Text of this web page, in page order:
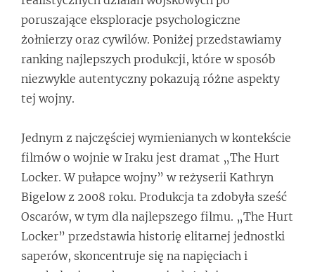
poruszające eksploracje psychologiczne
żołnierzy oraz cywilów. Poniżej przedstawiamy
ranking najlepszych produkcji, które w sposób
niezwykle autentyczny pokazują różne aspekty
tej wojny.
Jednym z najczęściej wymienianych w kontekście
filmów o wojnie w Iraku jest dramat „The Hurt
Locker. W pułapce wojny” w reżyserii Kathryn
Bigelow z 2008 roku. Produkcja ta zdobyła sześć
Oscarów, w tym dla najlepszego filmu. „The Hurt
Locker” przedstawia historię elitarnej jednostki
saperów, skoncentruje się na napięciach i